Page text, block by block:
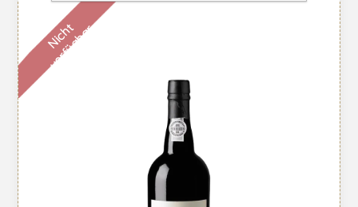
N
i
c
h
t
v
e
r
f
ü
g
b
a
r